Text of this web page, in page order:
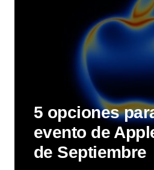
5 opciones
evento de
de Septiembre